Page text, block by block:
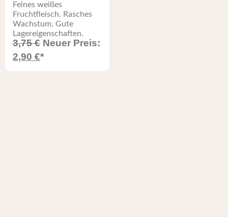
Feines weißes
Fruchtfleisch. Rasches
Wachstum. Gute
Lagereigenschaften.
3,75€ Neuer Preis:
2,90 €*